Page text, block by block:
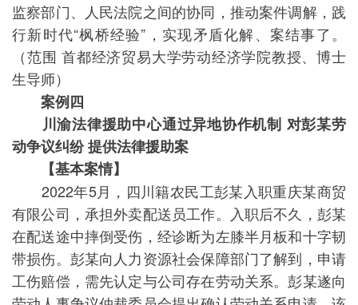
监察部门、人民法院之间的协同，推动案件调解，践
行新时代“枫桥经验”，实现矛盾化解、案结事了。
（范围 首都经济贸易大学劳动经济学院教授、博士
生导师）
案例四
川渝法律援助中心通过异地协作机制 对彭某劳
动争议纠纷 提供法律援助案
【基本案情】
2022年5月，四川籍农民工彭某入职重庆某商贸
有限公司，承担外卖配送员工作。入职后不久，彭某
在配送途中摔倒受伤，经诊断为左膝半月板和十字韧
带损伤。彭某向人力资源社会保障部门了解到，申请
工伤赔偿，需先认定与公司存在劳动关系。彭某遂向